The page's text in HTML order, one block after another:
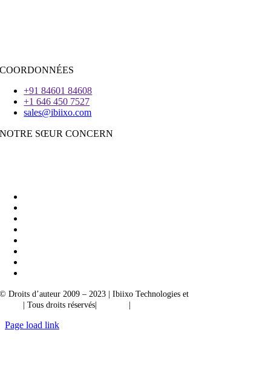
COORDONNÉES
+91 84601 84608
+1 646 450 7527
sales@ibiixo.com
NOTRE SŒUR CONCERN
© Droits d’auteur 2009 – 2023 | Ibiixo Technologies et
| Tous droits réservés|
Page load link